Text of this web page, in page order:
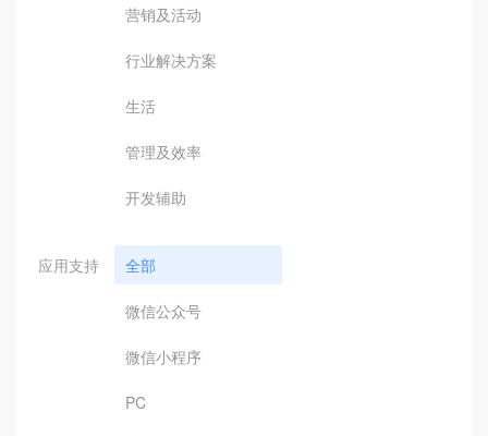
营销及活动
行业解决方案
生活
管理及效率
开发辅助
应用支持 全部
微信公众号
微信小程序
PC